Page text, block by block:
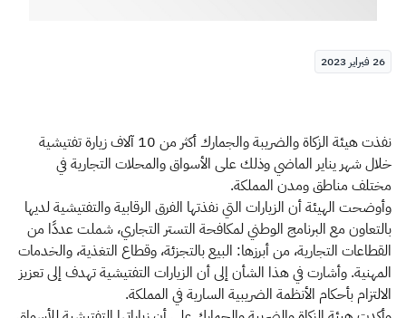
26 فبراير 2023
نفذت هيئة الزكاة والضريبة والجمارك أكثر من 10 آلاف زيارة تفتيشية
خلال شهر يناير الماضي وذلك على الأسواق والمحلات التجارية في
مختلف مناطق ومدن المملكة.
وأوضحت الهيئة أن الزيارات التي نفذتها الفرق الرقابية والتفتيشية لديها
بالتعاون مع البرنامج الوطني لمكافحة التستر التجاري، شملت عددًا من
القطاعات التجارية، من أبرزها: البيع بالتجزئة، وقطاع التغذية، والخدمات
المهنية. وأشارت في هذا الشأن إلى أن الزيارات التفتيشية تهدف إلى تعزيز
الالتزام بأحكام الأنظمة الضريبية السارية في المملكة.